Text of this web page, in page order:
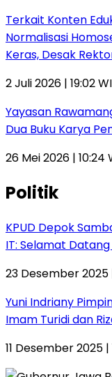
Terkait Konten
Normalisasi
Keras, Desak
2 Juli 2026 | 19:02
Yayasan
Dua Buku Karya
26 Mei 2026 | 10:24
Politik
KPUD Depok
IT: Selamat
23 Desember 2025 |
Yuni Indriany
Imam Turidi dan
11 Desember 2025 |